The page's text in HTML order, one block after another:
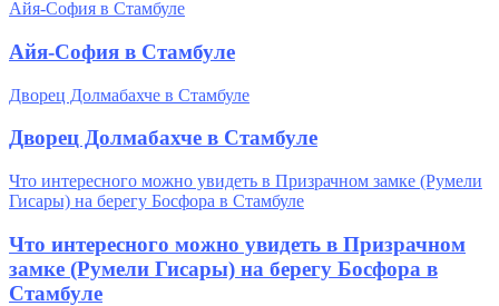
Айя-София в Стамбуле
Айя-София в Стамбуле
Дворец Долмабахче в Стамбуле
Дворец Долмабахче в Стамбуле
Что интересного можно увидеть в Призрачном замке (Румели
Гисары) на берегу Босфора в Стамбуле
Что интересного можно увидеть в Призрачном
замке (Румели Гисары) на берегу Босфора в
Стамбуле